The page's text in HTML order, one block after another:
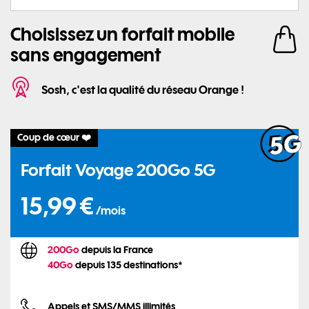
Choisissez un forfait mobile
sans engagement
Sosh, c'est la qualité du réseau Orange !
Coup de cœur ❤️
Forfait Voyage 200Go 5G
15,99 € /mois
200Godepuis la France
40Godepuis 135 destinations*
Appels et SMS/MMS illimités